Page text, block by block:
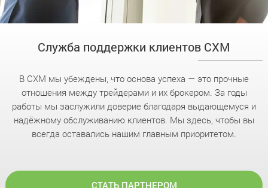
Служба поддержки клиентов CXM
В CXM мы убеждены, что основа успеха — это прочные
отношения между трейдерами и их брокером. За годы
работы мы заслужили доверие благодаря выдающемуся и
надёжному обслуживанию клиентов. Мы здесь, чтобы вы
всегда оставались нашим главным приоритетом.
СТАТЬ ПАРТНЕРОМ